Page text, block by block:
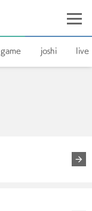
game joshi live